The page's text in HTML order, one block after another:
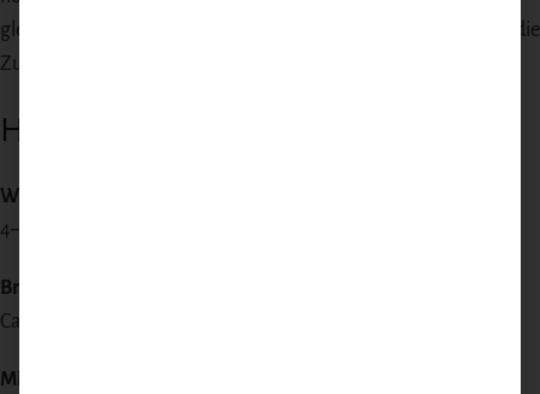
gleichzeitig Bequemlichkeit, ohne lange Recherche. Wir haben die
Zusammenstellung für Sie gemacht.
Häufige Fragen
Wie viele Personen?
4–6.
Bratzeit?
Ca. 2,5 Stunden.
Mit Kruste?